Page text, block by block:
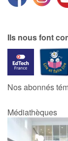
Ils nous font
Nos abonnés
Médiathèques